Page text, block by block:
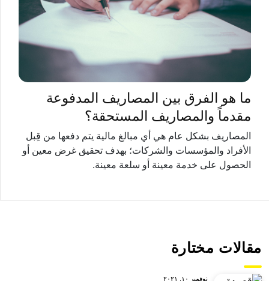
ما هو الفرق بين المصاريف المدفوعة
مقدماً والمصاريف المستحقة؟
المصاريف بشكل عام هي أي مبالغ مالية يتم دفعها من قِبل
الأفراد والمؤسسات والشركات؛ بهدف تحقيق غرض معين أو
الحصول على خدمة معينة أو سلعة معينة.
مقالات مختارة
نوفمبر ١٠, ٢٠٢١